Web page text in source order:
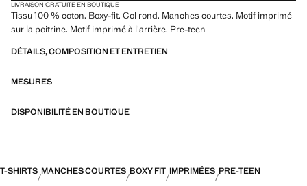
LIVRAISON GRATUITE EN BOUTIQUE
Tissu 100 % coton. Boxy-fit. Col rond. Manches courtes. Motif imprimé
sur la poitrine. Motif imprimé à l'arrière. Pre-teen
DÉTAILS, COMPOSITION ET ENTRETIEN
MESURES
DISPONIBILITÉ EN BOUTIQUE
T-SHIRTS MANCHES COURTES BOXY FIT IMPRIMÉES PRE-TEEN